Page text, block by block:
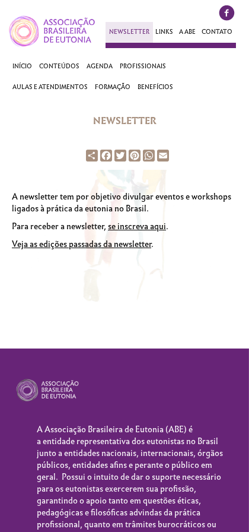
INÍCIO CONTEÚDOS AGENDA PROFISSIONAIS
AULAS E ATENDIMENTOS FORMAÇÃO BENEFÍCIOS
NEWSLETTER LINKS A ABE CONTATO
NEWSLETTER
ShareFacebook
TwitterPinterestWhatsApp
A newsletter tem por objetivo divulgar eventos e workshops
ligados à prática da eutonia no Brasil.
Para receber a newsletter, se inscreva aqui.
Veja as edições passadas da newsletter.
A Associação Brasileira de Eutonia (ABE) é
a entidade representativa dos eutonistas no Brasil
junto a entidades nacionais, internacionais, órgãos
públicos, entidades afins e perante o público em
geral. Possui o intuito de dar o suporte necessário
para os eutonistas exercerem sua profissão,
garantindo o apoio tanto em questões éticas,
pedagógicas e filosóficas advindas da prática
profissional, quanto em trâmites burocráticos ou